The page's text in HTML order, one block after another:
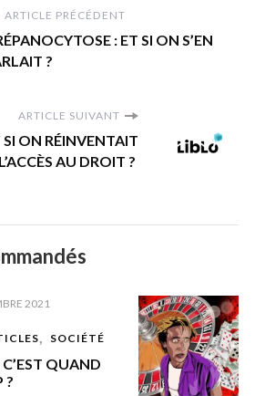
ARTICLE PRÉCÉDENT
: ET SI ON S’EN
?
ARTICLE SUIVANT
SI ON RÉINVENTAIT
L’ACCÈS AU DROIT ?
2021
SOCIÉTÉ
C’EST QUAND
?